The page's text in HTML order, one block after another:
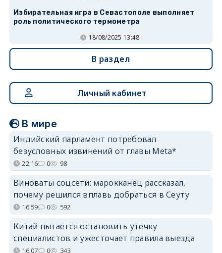
Избирательная игра в Севастополе выполняет
роль политического термометра
18/08/2025 13:48
В раздел
Личный кабинет
В мире
Индийский парламент потребовал
безусловных извинений от главы Meta*
22:16 0 98
Виноваты соцсети: марокканец рассказал,
почему решился вплавь добраться в Сеуту
16:59 0 592
Китай пытается остановить утечку
специалистов и ужесточает правила выезда
16:07 0 343